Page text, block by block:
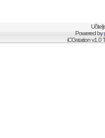
Powered by
iCGstation v1.0